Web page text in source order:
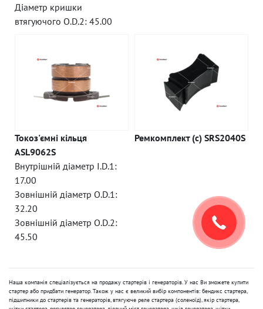
Діаметр кришки
втягуючого O.D.2: 45.00
Токоз'ємні кільця
ASL9062S
Внутрішній діаметр I.D.1:
17.00
Зовнішній діаметр O.D.1:
32.20
Зовнішній діаметр O.D.2:
45.50
Ремкомплект (c) SRS2040S
Наша компанія спеціалізується на продажу стартерів і генераторів. У нас Ви зможете купити
стартер або придбати генератор. Також у нас є великий вибір компонентів: бендикс стартера,
підшипники до стартерів та генераторів, втягуюче реле стартера (соленоїд), якір стартера,